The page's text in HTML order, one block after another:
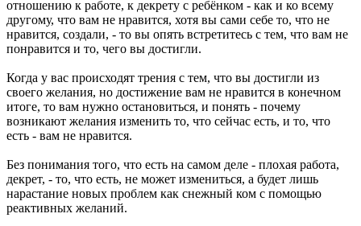
отношению к работе, к декрету с ребёнком - как и ко всему
другому, что вам не нравится, хотя вы сами себе то, что не
нравится, создали, - то вы опять встретитесь с тем, что вам не
понравится и то, чего вы достигли.
Когда у вас происходят трения с тем, что вы достигли из
своего желания, но достижение вам не нравится в конечном
итоге, то вам нужно остановиться, и понять - почему
возникают желания изменить то, что сейчас есть, и то, что
есть - вам не нравится.
Без понимания того, что есть на самом деле - плохая работа,
декрет, - то, что есть, не может измениться, а будет лишь
нарастание новых проблем как снежный ком с помощью
реактивных желаний.